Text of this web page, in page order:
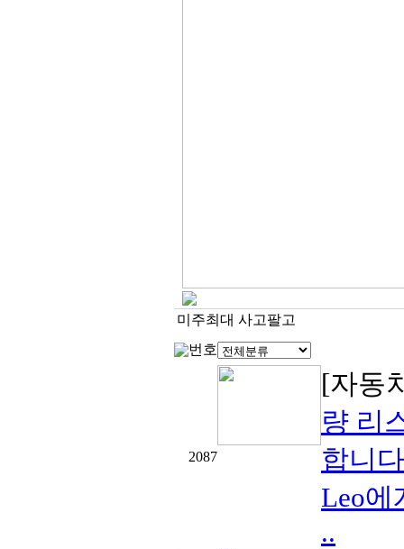
미주최대 사고팔고
번호
2087
[자동
량 리
합니
Leo
..